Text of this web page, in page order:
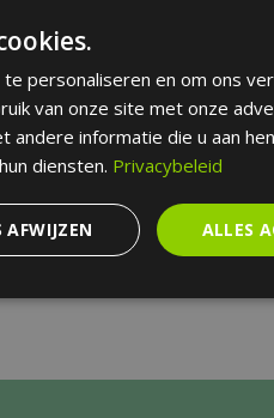
dat de politierechter een
de zaak kon uitleggen
bent.
kan jeverzet
gratis nummer 0800 65
verstekvonnis tekenen
personaliseren en om ons
van onze site met onze
andere informatie die u aan
diensten. Privacybeleid
ALLES
AFWIJZEN